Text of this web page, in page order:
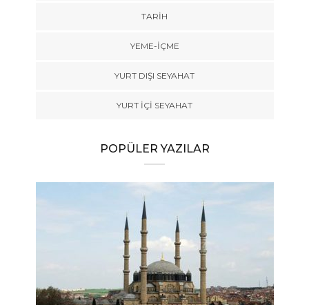
TARİH
YEME-İÇME
YURT DIŞI SEYAHAT
YURT İÇİ SEYAHAT
POPÜLER YAZILAR